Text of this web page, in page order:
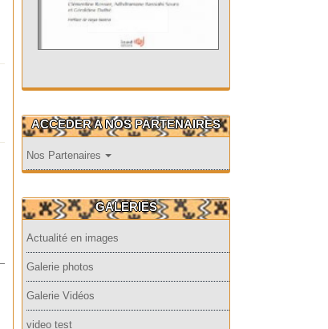
ACCEDER A NOS PARTENAIRES
Nos Partenaires
GALERIES
Actualité en images
Galerie photos
Galerie Vidéos
video test